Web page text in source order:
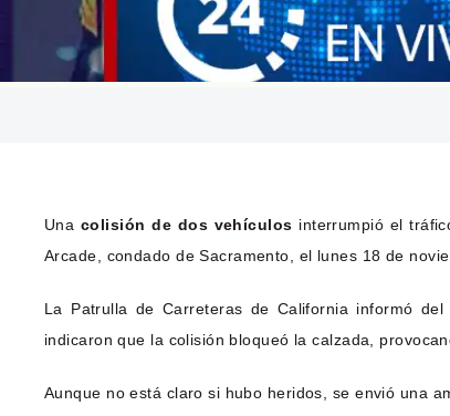
Una colisión de dos vehículos interrumpió el
Arcade, condado de Sacramento, el lunes 18 de
La Patrulla de Carreteras de California informó
indicaron que la colisión bloqueó la calzada,
Aunque no está claro si hubo heridos, se envió una